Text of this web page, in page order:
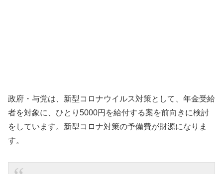
政府・与党は、新型コロナウイルス対策として、年金受給
者を対象に、ひとり5000円を給付する案を前向きに検討
をしています。新型コロナ対策の予備費が財源になりま
す。